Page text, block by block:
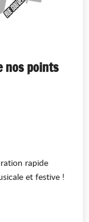
nos points
rapide
et festive !